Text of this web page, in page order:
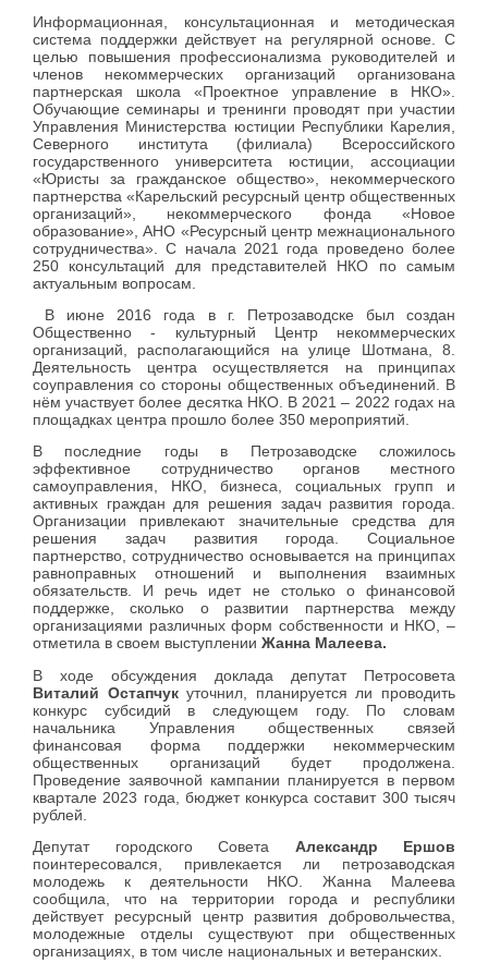
Информационная, консультационная и методическая
система поддержки действует на регулярной основе. С
целью повышения профессионализма руководителей и
членов некоммерческих организаций организована
партнерская школа «Проектное управление в НКО».
Обучающие семинары и тренинги проводят при участии
Управления Министерства юстиции Республики Карелия,
Северного института (филиала) Всероссийского
государственного университета юстиции, ассоциации
«Юристы за гражданское общество», некоммерческого
партнерства «Карельский ресурсный центр общественных
организаций», некоммерческого фонда «Новое
образование», АНО «Ресурсный центр межнационального
сотрудничества». С начала 2021 года проведено более
250 консультаций для представителей НКО по самым
актуальным вопросам.
В июне 2016 года в г. Петрозаводске был создан
Общественно - культурный Центр некоммерческих
организаций, располагающийся на улице Шотмана, 8.
Деятельность центра осуществляется на принципах
соуправления со стороны общественных объединений. В
нём участвует более десятка НКО. В 2021 – 2022 годах на
площадках центра прошло более 350 мероприятий.
В последние годы в Петрозаводске сложилось
эффективное сотрудничество органов местного
самоуправления, НКО, бизнеса, социальных групп и
активных граждан для решения задач развития города.
Организации привлекают значительные средства для
решения задач развития города. Социальное
партнерство, сотрудничество основывается на принципах
равноправных отношений и выполнения взаимных
обязательств. И речь идет не столько о финансовой
поддержке, сколько о развитии партнерства между
организациями различных форм собственности и НКО, –
отметила в своем выступлении Жанна Малеева.
В ходе обсуждения доклада депутат Петросовета
Виталий Остапчукуточнил, планируется ли проводить
конкурс субсидий в следующем году. По словам
начальника Управления общественных связей
финансовая форма поддержки некоммерческим
общественных организаций будет продолжена.
Проведение заявочной кампании планируется в первом
квартале 2023 года, бюджет конкурса составит 300 тысяч
рублей.
Депутат городского Совета Александр Ершов
поинтересовался, привлекается ли петрозаводская
молодежь к деятельности НКО. Жанна Малеева
сообщила, что на территории города и республики
действует ресурсный центр развития добровольчества,
молодежные отделы существуют при общественных
организациях, в том числе национальных и ветеранских.